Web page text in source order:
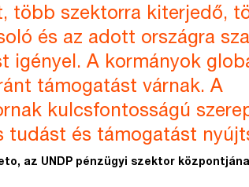
több szektorra kiterjedő,
és az adott országra
igényel. A kormányok
támogatást várnak. A
kulcsfontosságú
tudást és támogatást
az UNDP pénzügyi szektor